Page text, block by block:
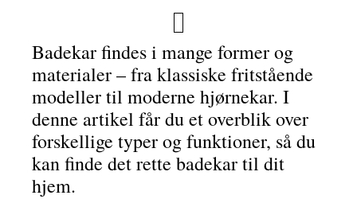
Badekar findes i mange former og
materialer – fra klassiske fritstående
modeller til moderne hjørnekar. I
denne artikel får du et overblik over
forskellige typer og funktioner, så du
kan finde det rette badekar til dit
hjem.